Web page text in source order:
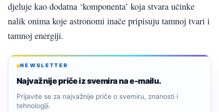
djeluje kao dodatna ‘komponenta’ koja stvara učinke
nalik onima koje astronomi inače pripisuju tamnoj tvari i
tamnoj energiji.
NEWSLETTER
Najvažnije priče iz svemira na e-mailu.
Prijavite se za najvažnije priče o svemiru, znanosti i
tehnologiji.